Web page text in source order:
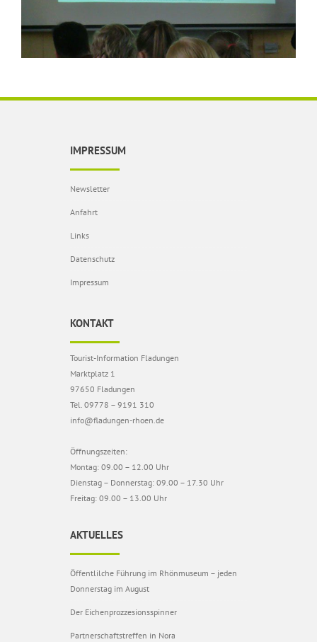
IMPRESSUM
Newsletter
Anfahrt
Links
Datenschutz
Impressum
KONTAKT
Tourist-Information Fladungen
Marktplatz 1
97650 Fladungen
Tel. 09778 – 9191 310
info@fladungen-rhoen.de
Öffnungszeiten:
Montag: 09.00 – 12.00 Uhr
Dienstag – Donnerstag: 09.00 – 17.30 Uhr
Freitag: 09.00 – 13.00 Uhr
AKTUELLES
Öffentlilche Führung im Rhönmuseum – jeden
Donnerstag im August
Der Eichenprozzesionsspinner
Partnerschaftstreffen in Nora